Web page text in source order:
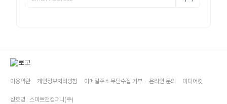
이용약관 개인정보처리방침 이메일주소 무단수집 거부 온라인 문의 미디어킷
상호명 : 스마트앤컴퍼니(주)